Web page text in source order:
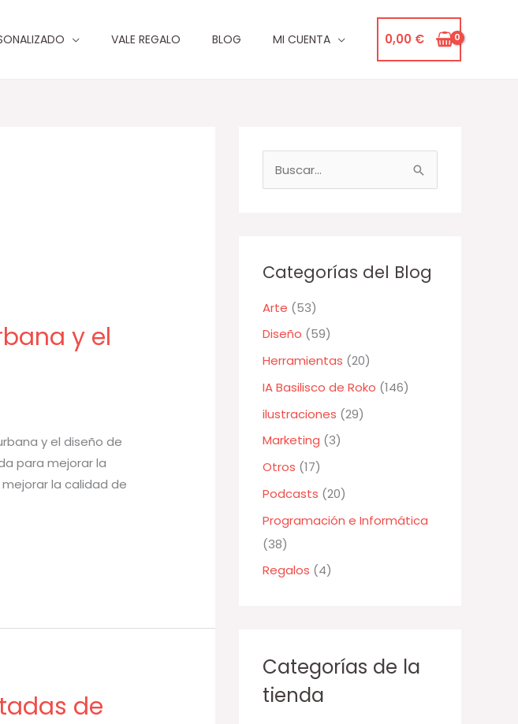
VALE REGALO BLOG MI CUENTA 0,00 €
y el
y el diseño de
para mejorar la
la calidad de
de
a
p
o
r
:
Categorías del Blog
Arte (53)
Diseño (59)
Herramientas (20)
IA Basilisco de Roko (146)
ilustraciones (29)
Marketing (3)
Otros (17)
Podcasts (20)
Programación e Informática
(38)
Regalos (4)
Categorías de la
tienda